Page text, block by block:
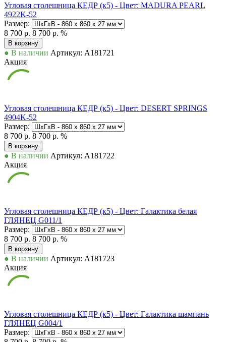
Угловая столешница КЕДР (к5) - Цвет: MADURA PEARL
4922K-52
Размер:
8 700 р. 8 700 р. %
В корзину
● В наличии Артикул: А181721
Акция
Угловая столешница КЕДР (к5) - Цвет: DESERT SPRINGS
4904K-52
Размер:
8 700 р. 8 700 р. %
В корзину
● В наличии Артикул: А181722
Акция
Угловая столешница КЕДР (к5) - Цвет: Галактика белая
ГЛЯНЕЦ G011/1
Размер:
8 700 р. 8 700 р. %
В корзину
● В наличии Артикул: А181723
Акция
Угловая столешница КЕДР (к5) - Цвет: Галактика шампань
ГЛЯНЕЦ G004/1
Размер: